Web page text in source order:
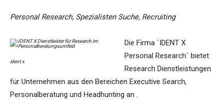
Personal Research, Spezialisten Suche, Recruiting
ident x
Die Firma `IDENT X
Personal Research` bietet
Research Dienstleistungen
für Unternehmen aus den Bereichen Executive Search,
Personalberatung und Headhunting an .